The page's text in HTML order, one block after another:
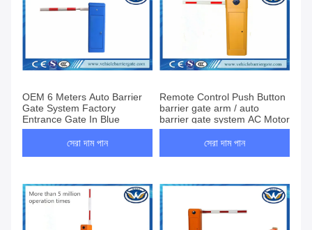
OEM 6 Meters Auto Barrier
Gate System Factory
Entrance Gate In Blue
সেরা দাম পান
Remote Control Push Button
barrier gate arm / auto
barrier gate system AC Motor
সেরা দাম পান